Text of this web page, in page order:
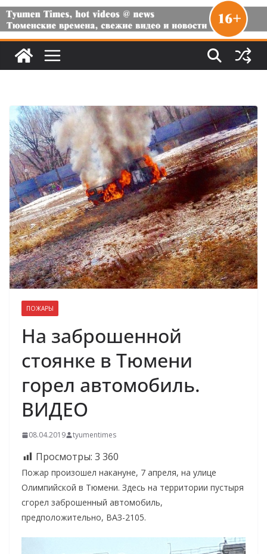
ПОЖАРЫ
На заброшенной
стоянке в Тюмени
горел автомобиль.
ВИДЕО
08.04.2019 tyumentimes
Просмотры: 3 360
Пожар произошел накануне, 7 апреля, на улице
Олимпийской в Тюмени. Здесь на территории пустыря
сгорел заброшенный автомобиль,
предположительно, ВАЗ-2105.